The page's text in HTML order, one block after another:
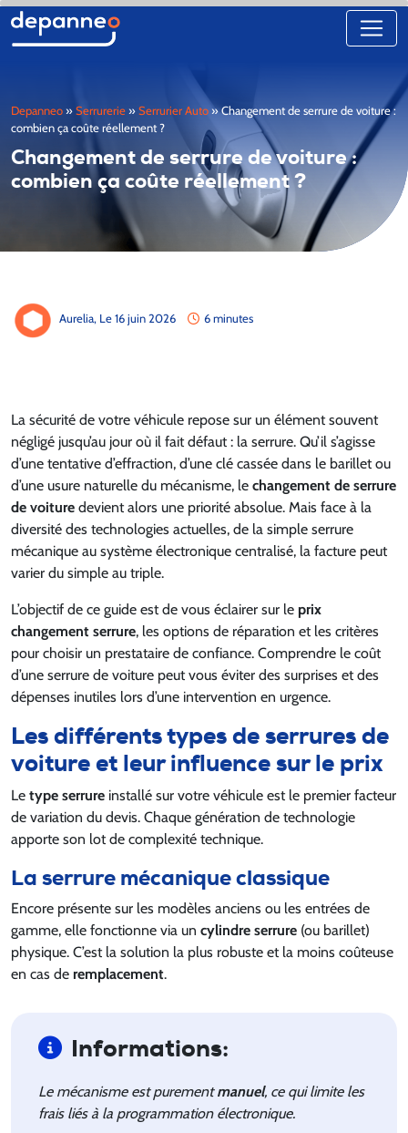
Depanneo»Serrurerie»Serrurier Auto»Changement de serrure de voiture :
combien ça coûte réellement ?
Changement de serrure de voiture :
combien ça coûte réellement ?
Aurelia, Le 16 juin 2026 6 minutes
La sécurité de votre véhicule repose sur un élément souvent
négligé jusqu’au jour où il fait défaut : la serrure. Qu’il s’agisse
d’une tentative d’effraction, d’une clé cassée dans le barillet ou
d’une usure naturelle du mécanisme, le changement de serrure
de voiture devient alors une priorité absolue. Mais face à la
diversité des technologies actuelles, de la simple serrure
mécanique au système électronique centralisé, la facture peut
varier du simple au triple.
L’objectif de ce guide est de vous éclairer sur le prix
changement serrure, les options de réparation et les critères
pour choisir un prestataire de confiance. Comprendre le coût
d’une serrure de voiture peut vous éviter des surprises et des
dépenses inutiles lors d’une intervention en urgence.
Les différents types de serrures de
voiture et leur influence sur le prix
Le type serrure installé sur votre véhicule est le premier facteur
de variation du devis. Chaque génération de technologie
apporte son lot de complexité technique.
La serrure mécanique classique
Encore présente sur les modèles anciens ou les entrées de
gamme, elle fonctionne via un cylindre serrure (ou barillet)
physique. C’est la solution la plus robuste et la moins coûteuse
en cas de remplacement.
Informations:
Le mécanisme est purementmanuel, ce qui limite les
frais liés à la programmation électronique.